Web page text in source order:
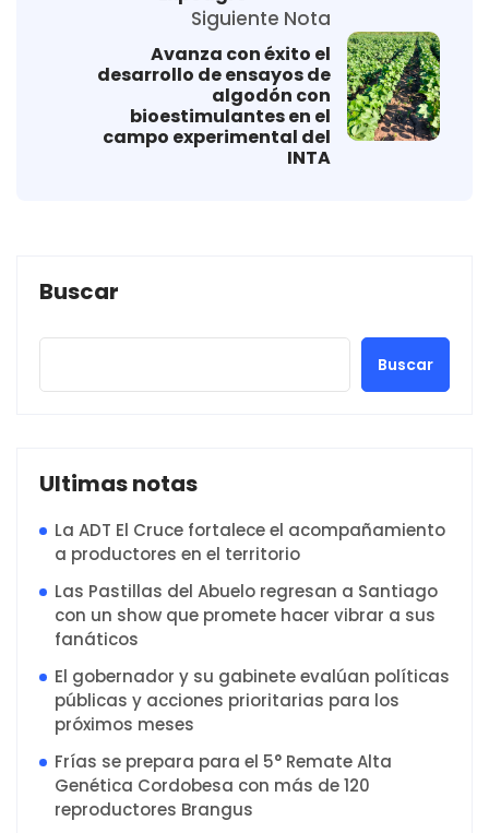
Siguiente Nota
Avanza con éxito el
desarrollo de ensayos de
algodón con
bioestimulantes en el
campo experimental del
INTA
Buscar
Buscar
Ultimas notas
La ADT El Cruce fortalece el acompañamiento
a productores en el territorio
Las Pastillas del Abuelo regresan a Santiago
con un show que promete hacer vibrar a sus
fanáticos
El gobernador y su gabinete evalúan políticas
públicas y acciones prioritarias para los
próximos meses
Frías se prepara para el 5° Remate Alta
Genética Cordobesa con más de 120
reproductores Brangus